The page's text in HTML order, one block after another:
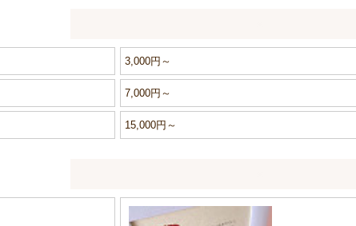
3,000円～
7,000円～
15,000円～